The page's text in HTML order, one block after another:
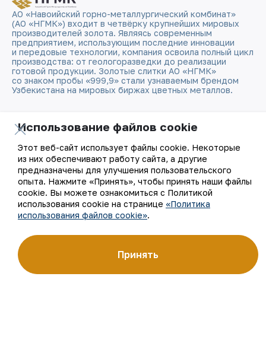
АО «Навоийский горно-металлургический комбинат»
(АО «НГМК») входит в четвёрку крупнейших мировых
производителей золота. Являясь современным
предприятием, использующим последние инновации
и передовые технологии, компания освоила полный цикл
производства: от геологоразведки до реализации
готовой продукции. Золотые слитки АО «НГМК»
со знаком пробы «999,9» стали узнаваемым брендом
Узбекистана на мировых биржах цветных металлов.
Наша деятельность
Устойчивое развитие
Инвесторам
Карьера
Карта сайта
Условия использования
Использование файлов
cookie
Использование файлов cookie
Этот веб-сайт использует файлы cookie. Некоторые
из них обеспечивают работу сайта, а другие
предназначены для улучшения пользовательского
опыта. Нажмите «Принять», чтобы принять наши файлы
cookie. Вы можете ознакомиться с Политикой
использования cookie на странице «Политика
использования файлов cookie».
Принять